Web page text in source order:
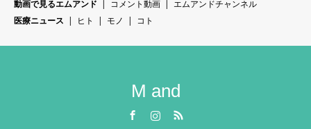
動画で見るエムアンド
コメント動画
エムアンドチャンネル
医療ニュース
ヒト モノ コト
M and